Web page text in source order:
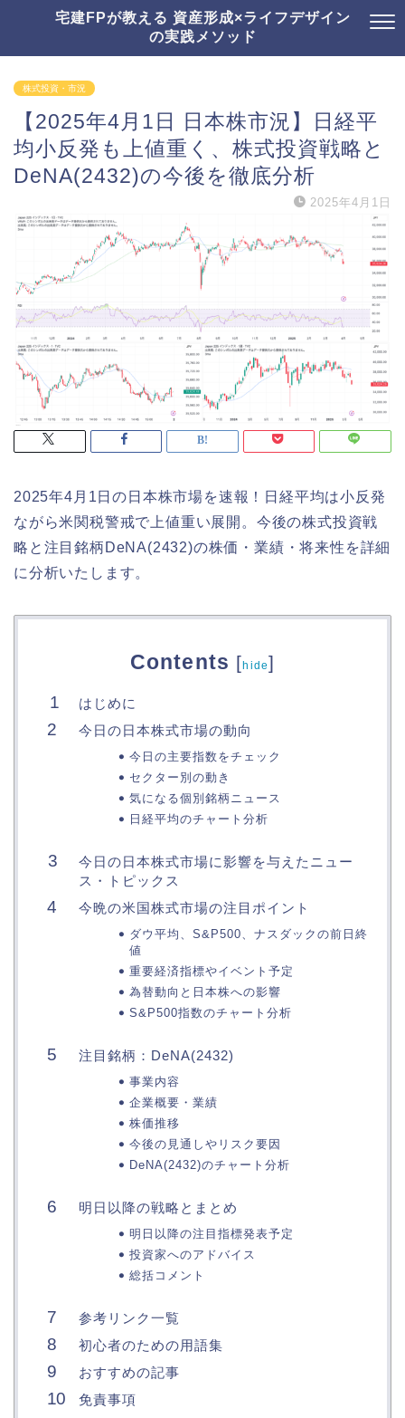
宅建FPが教える 資産形成×ライフデザイン
の実践メソッド
株式投資・市況
【2025年4月1日 日本株市況】日経平
均小反発も上値重く、株式投資戦略と
DeNA(2432)の今後を徹底分析
2025年4月1日
2025年4月1日の日本株市場を速報！日経平均は小反発
ながら米関税警戒で上値重い展開。今後の株式投資戦
略と注目銘柄DeNA(2432)の株価・業績・将来性を詳細
に分析いたします。
Contents [hide]
はじめに
今日の日本株式市場の動向
今日の主要指数をチェック
セクター別の動き
気になる個別銘柄ニュース
日経平均のチャート分析
今日の日本株式市場に影響を与えたニュー
ス・トピックス
今晩の米国株式市場の注目ポイント
ダウ平均、S&P500、ナスダックの前日終
値
重要経済指標やイベント予定
為替動向と日本株への影響
S&P500指数のチャート分析
注目銘柄：DeNA(2432)
事業内容
企業概要・業績
株価推移
今後の見通しやリスク要因
DeNA(2432)のチャート分析
明日以降の戦略とまとめ
明日以降の注目指標発表予定
投資家へのアドバイス
総括コメント
参考リンク一覧
初心者のための用語集
おすすめの記事
免責事項